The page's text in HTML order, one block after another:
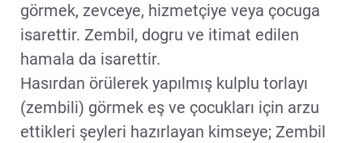
görmek, zevceye, hizmetçiye veya çocuga
isarettir. Zembil, dogru ve itimat edilen
hamala da isarettir.
Hasırdan örülerek yapılmış kulplu torlayı
(zembili) görmek eş ve çocukları için arzu
ettikleri şeyleri hazırlayan kimseye; Zembil